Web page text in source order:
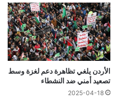
الأردن يلغي تظاهرة دعم لغزة وسط
تصعيد أمني ضد النشطاء
2025-04-18